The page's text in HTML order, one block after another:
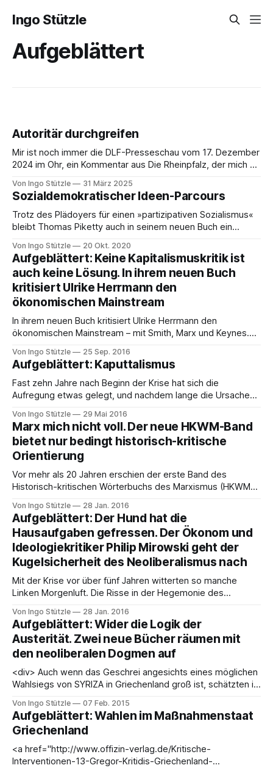
Ingo Stützle
Aufgeblättert
Autoritär durchgreifen
Mir ist noch immer die DLF-Presseschau vom 17. Dezember
2024 im Ohr, ein Kommentar aus Die Rheinpfalz, der mich an
Biskys Buch »Die Entscheidung. Deutschland 1929 bis
1934«. »Die Menschen im Land wollen raus aus der
Kriegsangst, aus der Rezession, nichts mehr
Von Ingo Stützle 31 März 2025
Sozialdemokratischer Ideen-Parcours
Trotz des Plädoyers für einen »partizipativen Sozialismus«
bleibt Thomas Piketty auch in seinem neuen Buch ein
geschafft haben, die Lektüre von Thomas Pikettys »Das
Kapital im 21. Jahrhundert« abzuschließen, das 2014 auf
deutsch erschien und international eine breite Diskussion
über Ungleichheit lostrat. Nun
Von Ingo Stützle 20 Okt. 2020
Aufgeblättert: Keine Kapitalismuskritik ist
auch keine Lösung. In ihrem neuen Buch
kritisiert Ulrike Herrmann den
ökonomischen Mainstream
In ihrem neuen Buch kritisiert Ulrike Herrmann den
ökonomischen Mainstream – mit Smith, Marx und Keynes.
blamable Rolle der Wirtschaftswissenschaften angesichts
der Krise ab 2008 zu illustrieren, wird gern eine Frage von
Queen Elisabeth II. zitiert, die sie an die Zunft
Von Ingo Stützle 25 Sep. 2016
Aufgeblättert: Kaputtalismus
Fast zehn Jahre nach Beginn der Krise hat sich die
Aufregung etwas gelegt, und nachdem lange die Ursachen
vermeintlich »langfristigen Tendenzen« des Kapitalismus
zu. So auch der Vielschreiber Robert Misik. Da ist er nicht
allein, wenn wir an Paul Mason, Wolfgang
Von Ingo Stützle 29 Mai 2016
Marx mich nicht voll. Der neue HKWM-Band
bietet nur bedingt historisch-kritische
Orientierung
Vor mehr als 20 Jahren erschien der erste Band des
Historisch-kritischen Wörterbuchs des Marxismus (HKWM).
Ende des »Nominalsozialismus« (Agnoli) und dem
sogenannten Ende der Geschichte. Es sei, so heißt es
gleich auf der ersten Seite, hinsichtlich eines Vergleichs mit
Von Ingo Stützle 28 Jan. 2016
Aufgeblättert: Der Hund hat die
Hausaufgaben gefressen. Der Ökonom und
Ideologiekritiker Philip Mirowski geht der
Kugelsicherheit des Neoliberalismus nach
Mit der Krise vor über fünf Jahren witterten so manche
Linken Morgenluft. Die Risse in der Hegemonie des
geworden, dass der Neoliberalismus alles andere als
infrage steht. Dieser Hartnäckigkeit widmet Philip Mirowski
sein neues Buch. Der Wirtschaftswissenschaftler war
bereits zu Beginn der Krise gern
Von Ingo Stützle 28 Jan. 2016
Aufgeblättert: Wider die Logik der
Austerität. Zwei neue Bücher räumen mit
den neoliberalen Dogmen auf
<div> Auch wenn das Geschrei angesichts eines möglichen
Wahlsiegs von SYRIZA in Griechenland groß ist, schätzten in
in Presse, Politik und Wissenschaft den europäischen
Sparkurs als ökonomisch vernünftig ein. Garniert war die
leichte Verschiebung des Diskurses mit den breit
diskutierten
Von Ingo Stützle 07 Feb. 2015
Aufgeblättert: Wahlen im Maßnahmenstaat
Griechenland
<a href="http://www.offizin-verlag.de/Kritische-
Interventionen-13-Gregor-Kritidis-Griechenland-